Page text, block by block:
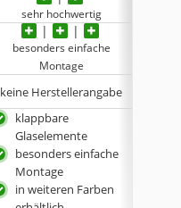
sehr hochwertig
besonders einfache
Montage
keine Herstellerangabe
klappbare
Glaselemente
besonders einfache
Montage
in weiteren Farben